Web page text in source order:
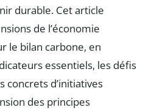
durable. Cet article
de l’économie
le bilan carbone, en
essentiels, les défis
concrets d’initiatives
des principes